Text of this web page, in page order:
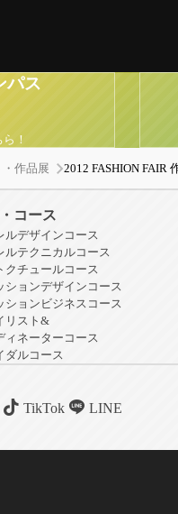
パス
！
作品展 2012 FASHION FAIR
コース
ルデザインコース
ルテクニカルコース
クチュールコース
ションデザインコース
ションビジネスコース
リスト&
ィネーターコース
ダルコース
TikTok LINE